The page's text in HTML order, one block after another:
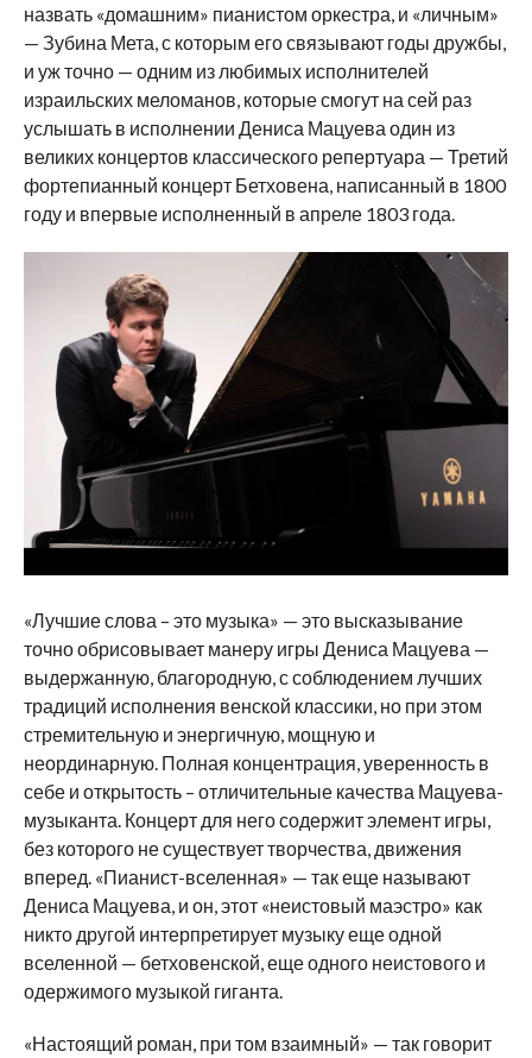
назвать «домашним» пианистом оркестра, и «личным»
— Зубина Мета, с которым его связывают годы дружбы,
и уж точно — одним из любимых исполнителей
израильских меломанов, которые смогут на сей раз
услышать в исполнении Дениса Мацуева один из
великих концертов классического репертуара — Третий
фортепианный концерт Бетховена, написанный в 1800
году и впервые исполненный в апреле 1803 года.
«Лучшие слова – это музыка» — это высказывание
точно обрисовывает манеру игры Дениса Мацуева —
выдержанную, благородную, с соблюдением лучших
традиций исполнения венской классики, но при этом
стремительную и энергичную, мощную и
неординарную. Полная концентрация, уверенность в
себе и открытость – отличительные качества Мацуева-
музыканта. Концерт для него содержит элемент игры,
без которого не существует творчества, движения
вперед. «Пианист-вселенная» — так еще называют
Дениса Мацуева, и он, этот «неистовый маэстро» как
никто другой интерпретирует музыку еще одной
вселенной — бетховенской, еще одного неистового и
одержимого музыкой гиганта.
«Настоящий роман, при том взаимный» — так говорит